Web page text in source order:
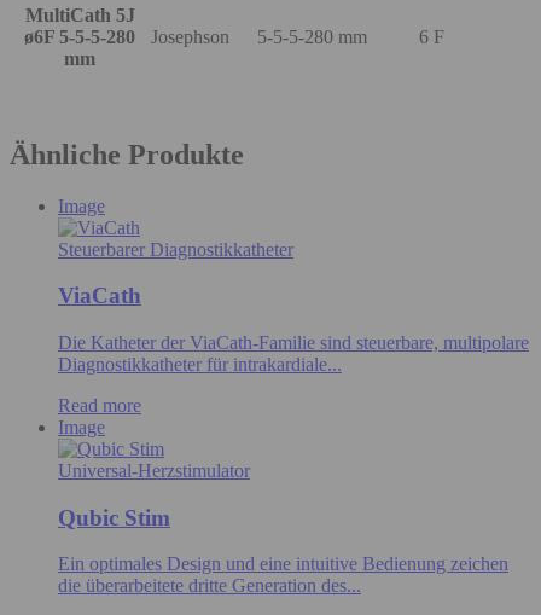
MultiCath 5J
ø6F 5-5-5-280
mm
Josephson 5-5-5-280 mm 6 F
Ähnliche Produkte
Image
Steuerbarer Diagnostikkatheter
ViaCath
Die Katheter der ViaCath-Familie sind steuerbare, multipolare
Diagnostikkatheter für intrakardiale...
Read more
Image
Universal-Herzstimulator
Qubic Stim
Ein optimales Design und eine intuitive Bedienung zeichen
die überarbeitete dritte Generation des...